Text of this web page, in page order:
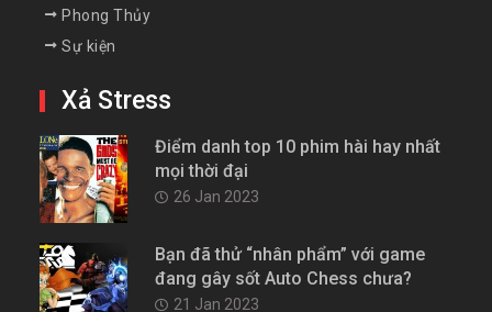
Phong Thủy
Sự kiện
Xả Stress
Điểm danh top 10 phim hài hay nhất
mọi thời đại
26 Jan 2023
Bạn đã thử “nhân phẩm” với game
đang gây sốt Auto Chess chưa?
21 Jan 2023